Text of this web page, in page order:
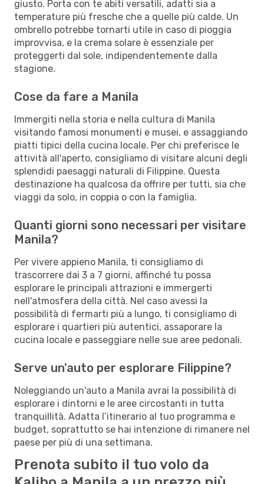
giusto. Porta con te abiti versatili, adatti sia a
temperature più fresche che a quelle più calde. Un
ombrello potrebbe tornarti utile in caso di pioggia
improvvisa, e la crema solare è essenziale per
proteggerti dal sole, indipendentemente dalla
stagione.
Cose da fare a Manila
Immergiti nella storia e nella cultura di Manila
visitando famosi monumenti e musei, e assaggiando
piatti tipici della cucina locale. Per chi preferisce le
attività all'aperto, consigliamo di visitare alcuni degli
splendidi paesaggi naturali di Filippine. Questa
destinazione ha qualcosa da offrire per tutti, sia che
viaggi da solo, in coppia o con la famiglia.
Quanti giorni sono necessari per visitare
Manila?
Per vivere appieno Manila, ti consigliamo di
trascorrere dai 3 a 7 giorni, affinché tu possa
esplorare le principali attrazioni e immergerti
nell'atmosfera della città. Nel caso avessi la
possibilità di fermarti più a lungo, ti consigliamo di
esplorare i quartieri più autentici, assaporare la
cucina locale e passeggiare nelle sue aree pedonali.
Serve un'auto per esplorare Filippine?
Noleggiando un'auto a Manila avrai la possibilità di
esplorare i dintorni e le aree circostanti in tutta
tranquillità. Adatta l’itinerario al tuo programma e
budget, soprattutto se hai intenzione di rimanere nel
paese per più di una settimana.
Prenota subito il tuo volo da